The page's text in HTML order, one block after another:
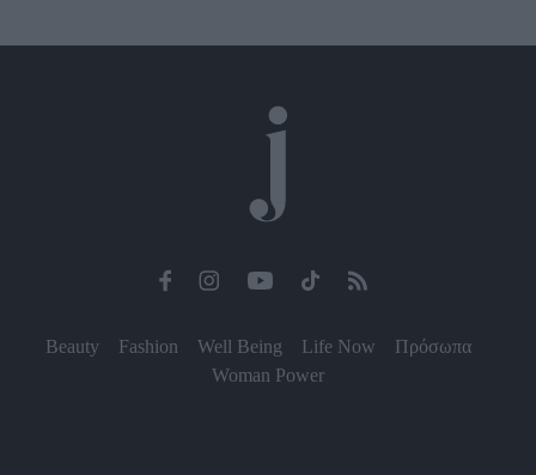
Beauty Fashion Well Being Life Now
Πρόσωπα
Woman Power